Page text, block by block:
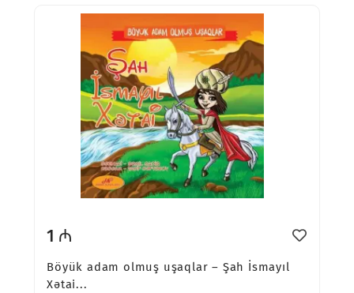
1 ₼
Böyük adam olmuş uşaqlar – Şah İsmayıl
Xətai...